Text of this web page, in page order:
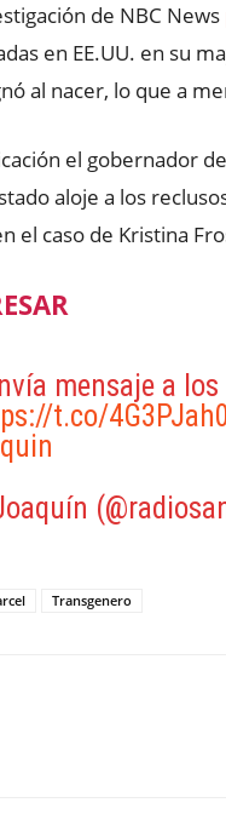
de NBC News
en EE.UU. en su
al nacer, lo que a
el gobernador
aloje a los
el caso de Kristina
mensaje a
t.co/
Transgenero